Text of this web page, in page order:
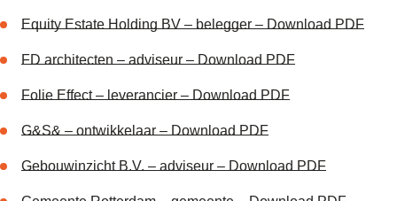
Equity Estate Holding BV – belegger – Download PDF
FD architecten – adviseur – Download PDF
Folie Effect – leverancier – Download PDF
G&S& – ontwikkelaar – Download PDF
Gebouwinzicht B.V. – adviseur – Download PDF